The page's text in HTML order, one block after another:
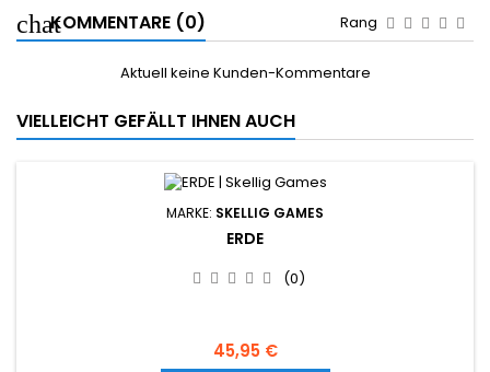
KOMMENTARE (0) Rang
Aktuell keine Kunden-Kommentare
VIELLEICHT GEFÄLLT IHNEN AUCH
MARKE: SKELLIG GAMES
ERDE
(0)
45,95 €